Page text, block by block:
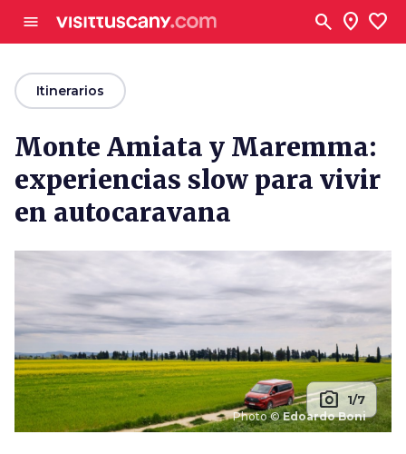
menu search location_on favorite
arrow_backItinerarios
Monte Amiata y Maremma:
experiencias slow para vivir
en autocaravana
Photo ©Edoardo Boni
photo_camera 1/7